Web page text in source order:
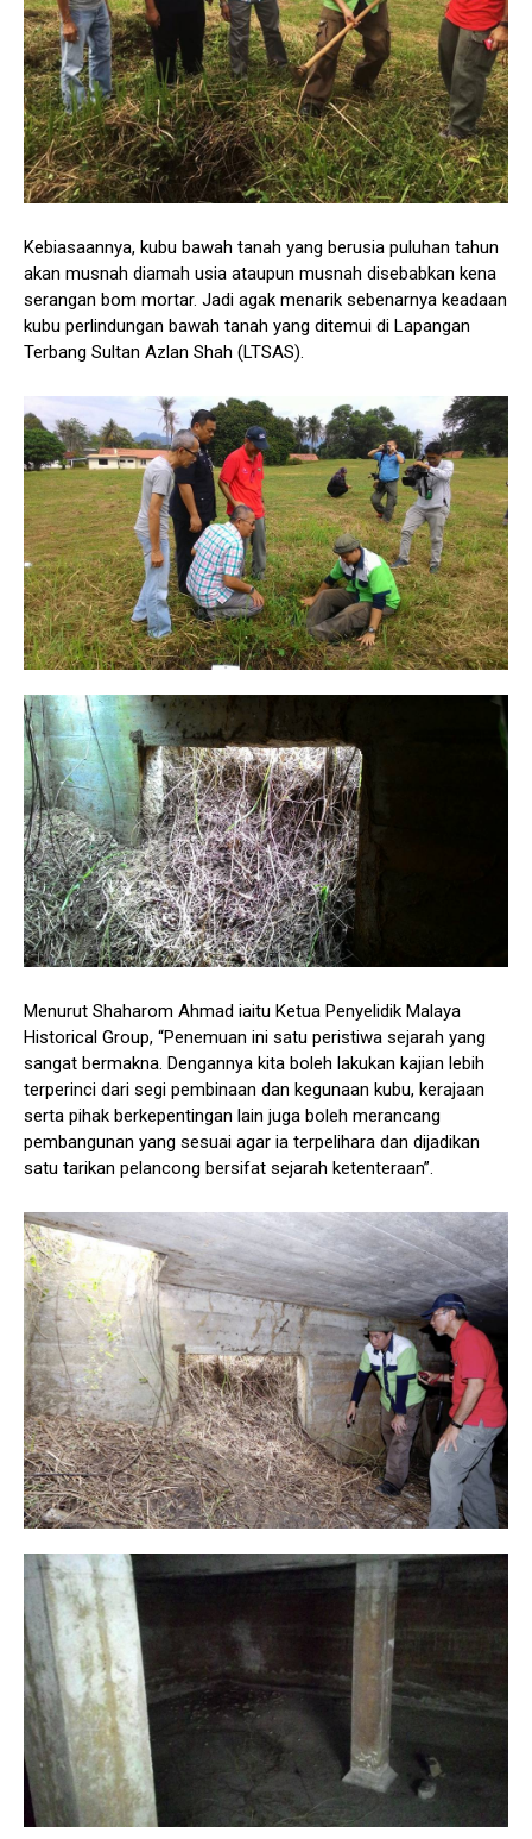
Kebiasaannya, kubu bawah tanah yang berusia puluhan tahun
akan musnah diamah usia ataupun musnah disebabkan kena
serangan bom mortar. Jadi agak menarik sebenarnya keadaan
kubu perlindungan bawah tanah yang ditemui di Lapangan
Terbang Sultan Azlan Shah (LTSAS).
Menurut Shaharom Ahmad iaitu Ketua Penyelidik Malaya
Historical Group, “Penemuan ini satu peristiwa sejarah yang
sangat bermakna. Dengannya kita boleh lakukan kajian lebih
terperinci dari segi pembinaan dan kegunaan kubu, kerajaan
serta pihak berkepentingan lain juga boleh merancang
pembangunan yang sesuai agar ia terpelihara dan dijadikan
satu tarikan pelancong bersifat sejarah ketenteraan”.